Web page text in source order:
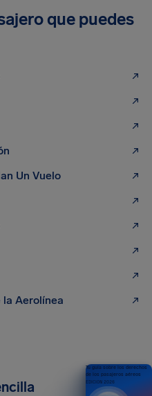
que puedes
Un Vuelo
la Aerolínea
Tu guía sobre los derechos
de los pasajeros aéreos
EDICIÓN 2026